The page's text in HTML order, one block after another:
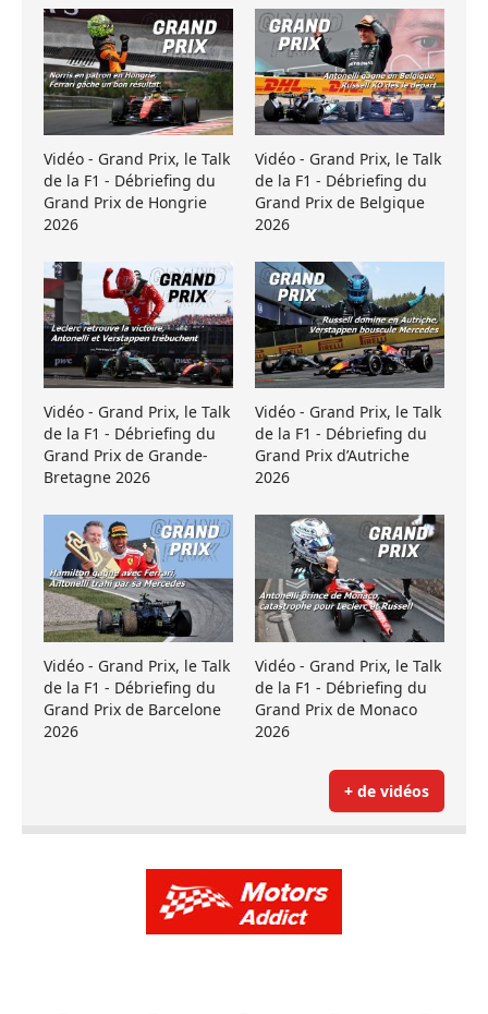
Vidéo - Grand Prix, le Talk
de la F1 - Débriefing du
Grand Prix de Hongrie
2026
Vidéo - Grand Prix, le Talk
de la F1 - Débriefing du
Grand Prix de Belgique
2026
Vidéo - Grand Prix, le Talk
de la F1 - Débriefing du
Grand Prix de Grande-
Bretagne 2026
Vidéo - Grand Prix, le Talk
de la F1 - Débriefing du
Grand Prix d’Autriche
2026
Vidéo - Grand Prix, le Talk
de la F1 - Débriefing du
Grand Prix de Barcelone
2026
Vidéo - Grand Prix, le Talk
de la F1 - Débriefing du
Grand Prix de Monaco
2026
+ de vidéos